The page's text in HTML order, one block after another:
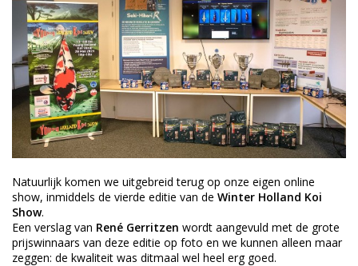
Natuurlijk komen we uitgebreid terug op onze eigen online
show, inmiddels de vierde editie van de Winter Holland Koi
Show.
Een verslag van René Gerritzen wordt aangevuld met de grote
prijswinnaars van deze editie op foto en we kunnen alleen maar
zeggen: de kwaliteit was ditmaal wel heel erg goed.